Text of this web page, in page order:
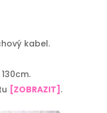
kabel.
[ZOBRAZIT] .